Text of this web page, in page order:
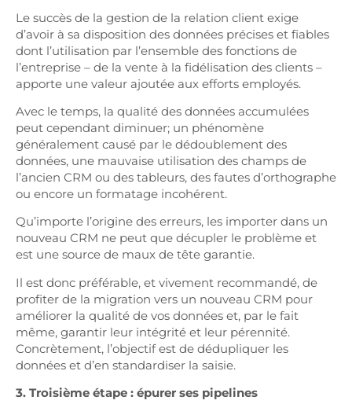
Le succès de la gestion de la relation client exige
d’avoir à sa disposition des données précises et fiables
dont l’utilisation par l’ensemble des fonctions de
l’entreprise – de la vente à la fidélisation des clients –
apporte une valeur ajoutée aux efforts employés.
Avec le temps, la qualité des données accumulées
peut cependant diminuer; un phénomène
généralement causé par le dédoublement des
données, une mauvaise utilisation des champs de
l’ancien CRM ou des tableurs, des fautes d’orthographe
ou encore un formatage incohérent.
Qu’importe l’origine des erreurs, les importer dans un
nouveau CRM ne peut que décupler le problème et
est une source de maux de tête garantie.
Il est donc préférable, et vivement recommandé, de
profiter de la migration vers un nouveau CRM pour
améliorer la qualité de vos données et, par le fait
même, garantir leur intégrité et leur pérennité.
Concrètement, l’objectif est de dédupliquer les
données et d’en standardiser la saisie.
3. Troisième étape : épurer ses pipelines